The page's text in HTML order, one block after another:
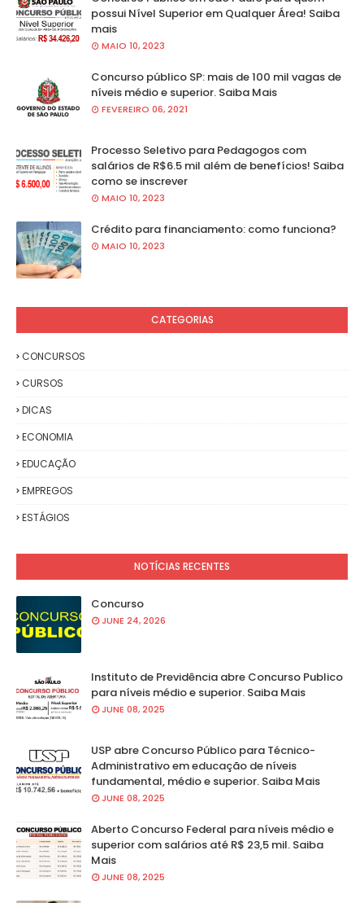
possui Nível Superior em Qualquer Área! Saiba
mais
MAIO 10, 2023
Concurso público SP: mais de 100 mil vagas de
níveis médio e superior. Saiba Mais
FEVEREIRO 06, 2021
Processo Seletivo para Pedagogos com
salários de R$6.5 mil além de benefícios! Saiba
como se inscrever
MAIO 10, 2023
Crédito para financiamento: como funciona?
MAIO 10, 2023
CATEGORIAS
CONCURSOS
CURSOS
DICAS
ECONOMIA
EDUCAÇÃO
EMPREGOS
ESTÁGIOS
NOTÍCIAS RECENTES
Concurso
JUNE 24, 2026
Instituto de Previdência abre Concurso Publico
para níveis médio e superior. Saiba Mais
JUNE 08, 2025
USP abre Concurso Público para Técnico-
Administrativo em educação de níveis
fundamental, médio e superior. Saiba Mais
JUNE 08, 2025
Aberto Concurso Federal para níveis médio e
superior com salários até R$ 23,5 mil. Saiba
Mais
JUNE 08, 2025